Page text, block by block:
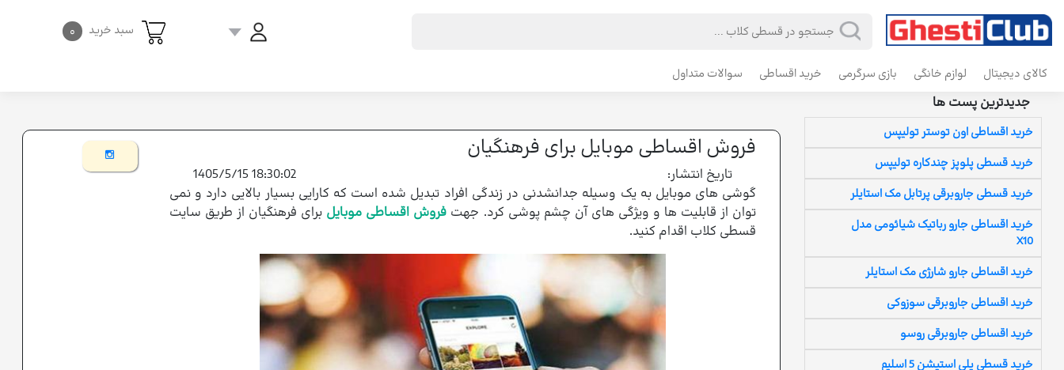
سبد خرید ۰
کالای دیجیتال لوازم خانگی بازی سرگرمی خرید اقساطی سوالات متداول
جدیدترین پست ها
خرید اقساطی اون توستر تولیپس
خرید قسطی پلوپز چندکاره تولیپس
خرید قسطی جاروبرقی پرتابل مک استایلر
خرید اقساطی جارو رباتیک شیائومی مدل
X10
خرید اقساطی جارو شارژی مک استایلر
خرید اقساطی جاروبرقی سوزوکی
خرید اقساطی جاروبرقی روسو
خرید قسطی پلی استیشن 5 اسلیم
فروش اقساطی موبایل برای فرهنگیان
تاریخ انتشار:
1405/5/15 18:30:02
گوشی های موبایل به یک وسیله جدانشدنی در زندگی افراد تبدیل شده است که کارایی بسیار بالایی دارد و نمی
توان از قابلیت ها و ویژگی های آن چشم پوشی کرد. جهت فروش اقساطی موبایل برای فرهنگیان از طریق سایت
قسطی کلاب اقدام کنید.